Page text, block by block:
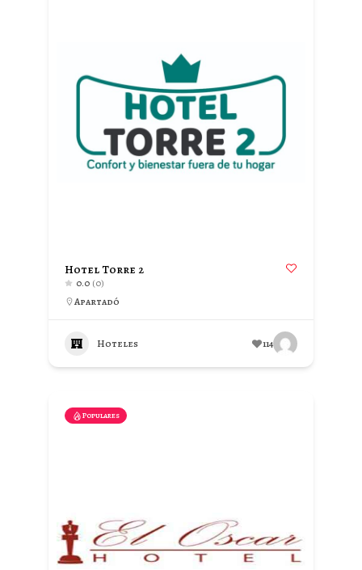
Hotel Torre 2
0.0 (0)
Apartadó
Hoteles 114
Populares